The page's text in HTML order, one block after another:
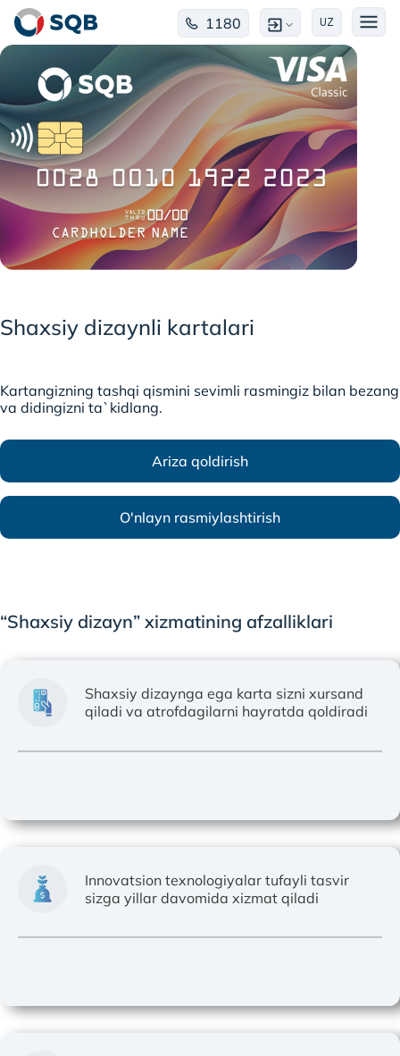
1180 UZ
Shaxsiy dizaynli kartalari
Kartangizning tashqi qismini sevimli rasmingiz bilan bezang
va didingizni ta`kidlang.
Ariza qoldirish
O'nlayn rasmiylashtirish
“Shaxsiy dizayn” xizmatining afzalliklari
Shaxsiy dizaynga ega karta sizni xursand
qiladi va atrofdagilarni hayratda qoldiradi
Innovatsion texnologiyalar tufayli tasvir
sizga yillar davomida xizmat qiladi